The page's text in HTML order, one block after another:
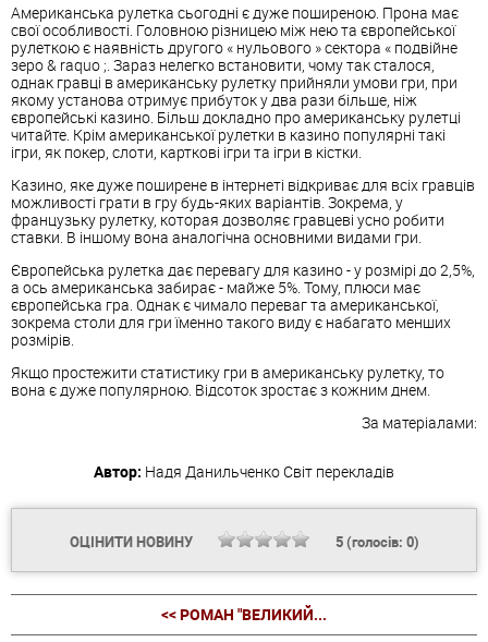
Американська рулетка сьогодні є дуже поширеною. Прона має
свої особливості. Головною різницею між нею та європейської
рулеткою є наявність другого « нульового » сектора « подвійне
зеро & raquo ;. Зараз нелегко встановити, чому так сталося,
однак гравці в американську рулетку прийняли умови гри, при
якому установа отримує прибуток у два рази більше, ніж
європейські казино. Більш докладно про американську рулетці
читайте. Крім американської рулетки в казино популярні такі
ігри, як покер, слоти, карткові ігри та ігри в кістки.
Казино, яке дуже поширене в інтернеті відкриває для всіх гравців
можливості грати в гру будь-яких варіантів. Зокрема, у
французьку рулетку, которая дозволяє гравцеві усно робити
ставки. В іншому вона аналогічна основними видами гри.
Європейська рулетка дає перевагу для казино - у розмірі до 2,5%,
а ось американська забирає - майже 5%. Тому, плюси має
європейська гра. Однак є чимало переваг та американської,
зокрема столи для гри їменно такого виду є набагато менших
розмірів.
Якщо простежити статистику гри в американську рулетку, то
вона є дуже популярною. Відсоток зростає з кожним днем.
За матеріалами:
Автор: Надя ДанильченкоСвіт перекладів
ОЦІНИТИ НОВИНУ 5(голосів: 0)
<< РОМАН "ВЕЛИКИЙ...